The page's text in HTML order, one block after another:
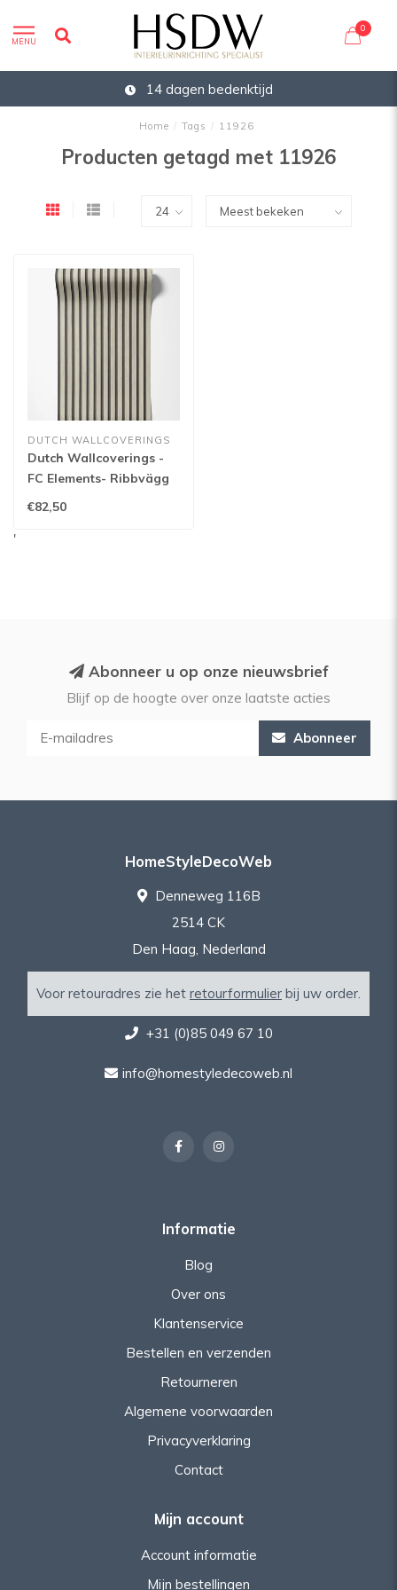
MENU
0
14 dagen bedenktijd
Home / Tags / 11926
Producten getagd met 11926
DUTCH WALLCOVERINGS
Dutch Wallcoverings -
FC Elements- Ribbvägg
White - 11926
€82,50
'
Abonneer u op onze nieuwsbrief
Blijf op de hoogte over onze laatste acties
Abonneer
HomeStyleDecoWeb
Denneweg 116B
2514 CK
Den Haag, Nederland
Voor retouradres zie het retourformulier bij uw order.
+31 (0)85 049 67 10
info@homestyledecoweb.nl
Informatie
Blog
Over ons
Klantenservice
Bestellen en verzenden
Retourneren
Algemene voorwaarden
Privacyverklaring
Contact
Mijn account
Account informatie
Mijn bestellingen